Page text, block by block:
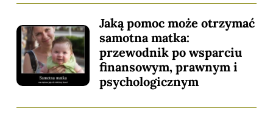
Jaką pomoc może otrzymać
samotna matka:
przewodnik po wsparciu
finansowym, prawnym i
psychologicznym